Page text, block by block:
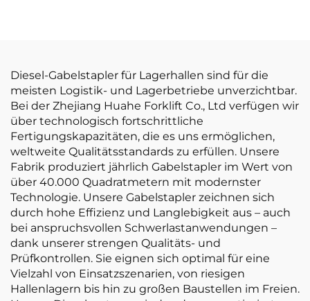
ist preisgünstig.
Diesel-Gabelstapler für Lagerhallen sind für die
meisten Logistik- und Lagerbetriebe unverzichtbar.
Bei der Zhejiang Huahe Forklift Co., Ltd verfügen wir
über technologisch fortschrittliche
Fertigungskapazitäten, die es uns ermöglichen,
weltweite Qualitätsstandards zu erfüllen. Unsere
Fabrik produziert jährlich Gabelstapler im Wert von
über 40.000 Quadratmetern mit modernster
Technologie. Unsere Gabelstapler zeichnen sich
durch hohe Effizienz und Langlebigkeit aus – auch
bei anspruchsvollen Schwerlastanwendungen –
dank unserer strengen Qualitäts- und
Prüfkontrollen. Sie eignen sich optimal für eine
Vielzahl von Einsatzszenarien, von riesigen
Hallenlagern bis hin zu großen Baustellen im Freien.